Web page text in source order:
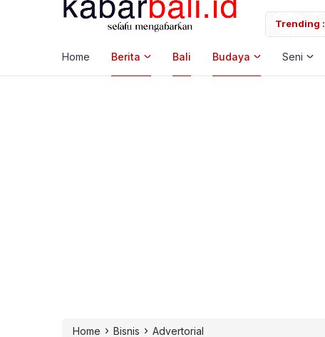
Trending :
Pemkab Klungkung Percepat Jadwal Docking Rp3,6 Miliar
Home Berita Bali Budaya Seni
Home › Bisnis › Advertorial